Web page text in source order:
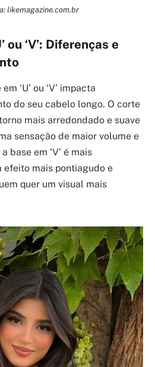
likemagazine.com.br
ou ‘V’: Diferenças e
‘U’ ou ‘V’ impacta
do seu cabelo longo. O corte
mais arredondado e suave
sensação de maior volume e
base em ‘V’ é mais
efeito mais pontiagudo e
quer um visual mais